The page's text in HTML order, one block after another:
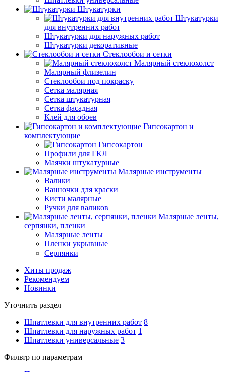
Штукатурки
Штукатурки
для внутренних работ
Штукатурки для наружных работ
Штукатурки декоративные
Стеклообои и сетки
Малярный стеклохолст
Малярный флизелин
Стеклообои под покраску
Сетка малярная
Сетка штукатурная
Сетка фасадная
Клей для обоев
Гипсокартон и
комплектующие
Гипсокартон
Профили для ГКЛ
Маячки штукатурные
Малярные инструменты
Валики
Ванночки для краски
Кисти малярные
Ручки для валиков
Малярные ленты,
серпянки, пленки
Малярные ленты
Пленки укрывные
Серпянки
Хиты продаж
Рекомендуем
Новинки
Уточнить раздел
Шпатлевки для внутренних работ 8
Шпатлевки для наружных работ 1
Шпатлевки универсальные 3
Фильтр по параметрам